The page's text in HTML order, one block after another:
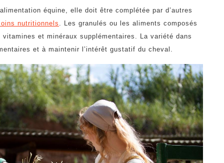
équine, elle doit être complétée par d’autres
nutritionnels
. Les granulés ou les aliments composés
et minéraux supplémentaires. La variété dans
et à maintenir l’intérêt gustatif du cheval.